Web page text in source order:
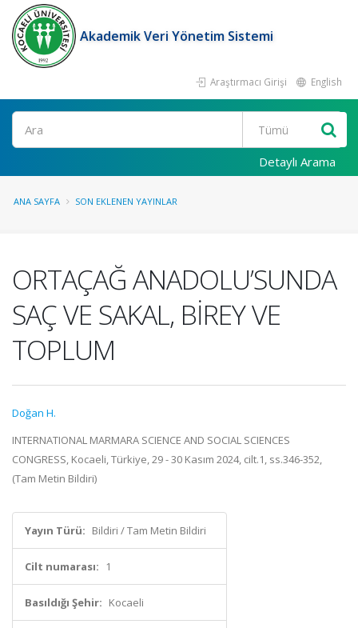
Akademik Veri Yönetim Sistemi
Araştırmacı Girişi English
Ara
Detaylı Arama
ANA SAYFA SON EKLENEN YAYINLAR
ORTAÇAĞ ANADOLU’SUNDA
SAÇ VE SAKAL, BİREY VE
TOPLUM
Doğan H.
INTERNATIONAL MARMARA SCIENCE AND SOCIAL SCIENCES
CONGRESS, Kocaeli, Türkiye, 29 - 30 Kasım 2024, cilt.1, ss.346-352,
(Tam Metin Bildiri)
Yayın Türü: Bildiri / Tam Metin Bildiri
Cilt numarası: 1
Basıldığı Şehir: Kocaeli